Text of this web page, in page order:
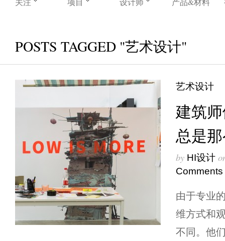
POSTS TAGGED "艺术设计"
艺术设计
建筑
总是
by HI设计
Comments
由于专业
维方式和
不同。他